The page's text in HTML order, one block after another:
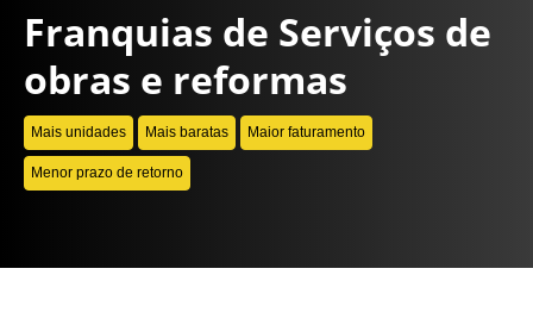
Sucesso
Franquias de Serviços de
obras e reformas
Mais unidades Mais baratas Maior faturamento
Menor prazo de retorno